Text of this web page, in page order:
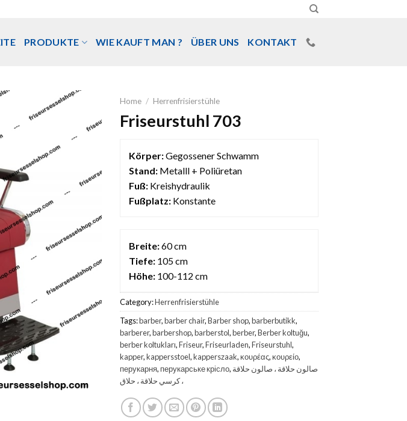
PRODUKTE WIE KAUFT MAN ? ÜBER UNS KONTAKT
Home / Herrenfrisierstühle
Friseurstuhl 703
Körper:Gegossener Schwamm
Stand: Metalll + Poliüretan
Fuß: Kreishydraulik
Fußplatz: Konstante
Breite:60 cm
Tiefe: 105 cm
Höhe: 100-112 cm
Category:Herrenfrisierstühle
Tags:barber,barber chair,Barber shop,barberbutikk,
barberer,barbershop,barberstol,berber,Berber koltuğu,
berber koltukları,Friseur,Friseurladen,Friseurstuhl,
kapper,kappersstoel,kapperszaak,κουρέας,κουρείο,
перукарня, перукарське крісло, صالون حلاقة ، صالون حلاقة
، كرسي حلاقة ، حلاق